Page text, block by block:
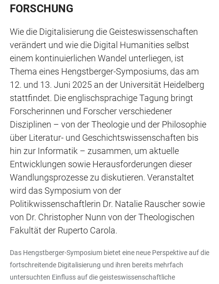
FORSCHUNG
Wie die Digitalisierung die Geisteswissenschaften
verändert und wie die Digital Humanities selbst
einem kontinuierlichen Wandel unterliegen, ist
Thema eines Hengstberger-Symposiums, das am
12. und 13. Juni 2025 an der Universität Heidelberg
stattfindet. Die englischsprachige Tagung bringt
Forscherinnen und Forscher verschiedener
Disziplinen – von der Theologie und der Philosophie
über Literatur- und Geschichtswissenschaften bis
hin zur Informatik – zusammen, um aktuelle
Entwicklungen sowie Herausforderungen dieser
Wandlungsprozesse zu diskutieren. Veranstaltet
wird das Symposium von der
Politikwissenschaftlerin Dr. Natalie Rauscher sowie
von Dr. Christopher Nunn von der Theologischen
Fakultät der Ruperto Carola.
Das Hengstberger-Symposium bietet eine neue Perspektive auf die
fortschreitende Digitalisierung und ihren bereits mehrfach
untersuchten Einfluss auf die geisteswissenschaftliche